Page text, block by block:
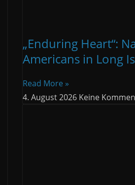
„Enduring Heart“:
Americans in Long
Read More »
4. August 2026 Keine